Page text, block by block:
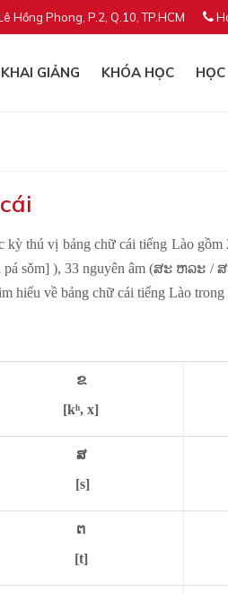
Hồng Phong, P.2, Q.10, TP.HCM
GIẢNG KHÓA HỌC
kỳ thú vị bảng chữ cái tiếng Lào
sǒm] ), 33 nguyên âm (ສະ ຫລະ /
hiểu về bảng chữ cái tiếng Lào
ຂ
[kʰ, x]
ສ
[s]
ຕ
[t]